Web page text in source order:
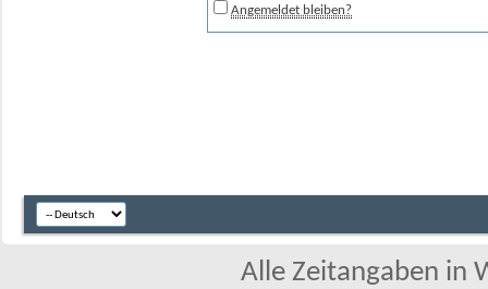
Angemeldet bleiben?
Alle Zeitangaben in